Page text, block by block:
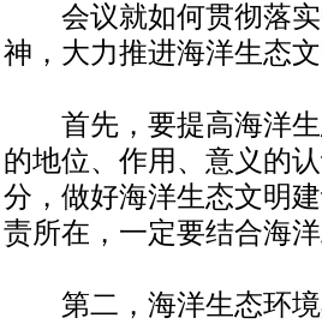
会议就如何贯彻落实
神，大力推进海洋生态
首先，要提高海洋生
的地位、作用、意义的
分，做好海洋生态文明
责所在，一定要结合海
第二，海洋生态环境